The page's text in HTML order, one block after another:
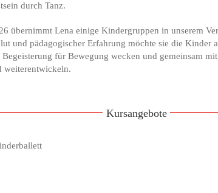
durch Tanz.
übernimmt Lena einige Kindergruppen in unserem
und pädagogischer Erfahrung möchte sie die Kinder
für Bewegung wecken und gemeinsam
weiterentwickeln.
Kursangebote